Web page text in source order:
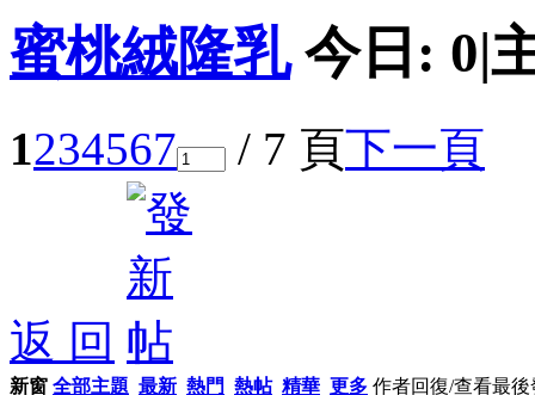
蜜桃絨隆乳 今日: 0|
1234567 / 7 頁下一頁
返 回
新窗 全部主題 最新 熱門 熱帖 精華 更多 作者回復/查看最後